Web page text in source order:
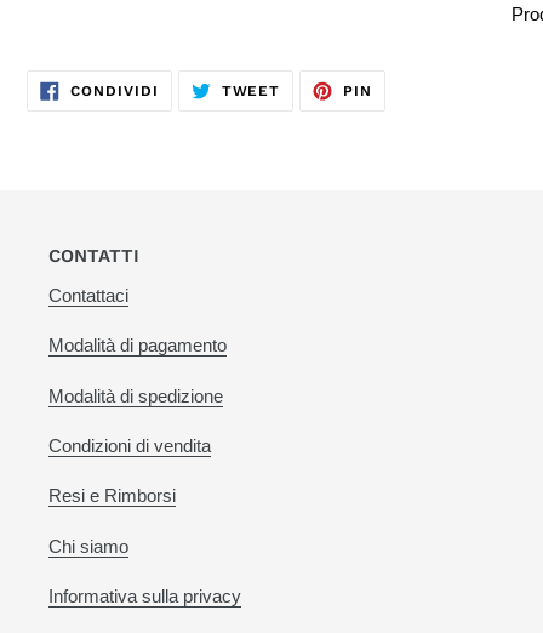
CONDIVIDI CONDIVIDITWEET TWITTA PIN
CONTATTI
Contattaci
Modalità di pagamento
Modalità di spedizione
Condizioni di vendita
Resi e Rimborsi
Chi siamo
Informativa sulla privacy